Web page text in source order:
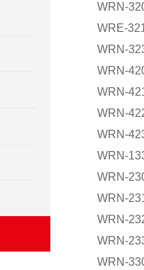
WRN-
WRE-
WRN-
WRN-
WRN-
WRN-
WRN-
WRN-
WRN-
WRN-
WRN-
WRN-
WRN-